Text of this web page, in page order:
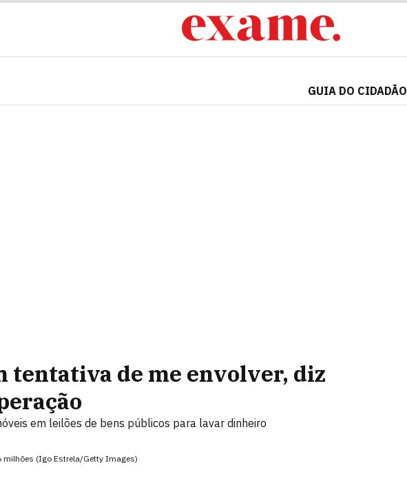
GUIA DO CIDADÃO
tentativa de me envolver, diz
em leilões de bens públicos para lavar dinheiro
milhões (Igo Estrela/Getty Images)